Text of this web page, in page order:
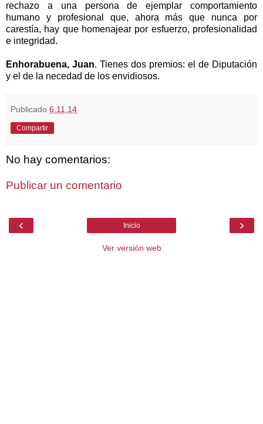
rechazo a una persona de ejemplar comportamiento
humano y profesional que, ahora más que nunca por
carestía, hay que homenajear por esfuerzo, profesionalidad
e integridad.
Enhorabuena, Juan. Tienes dos premios: el de Diputación
y el de la necedad de los envidiosos.
Publicado 6.11.14
Compartir
No hay comentarios:
Publicar un comentario
‹ ›
Inicio
Ver versión web